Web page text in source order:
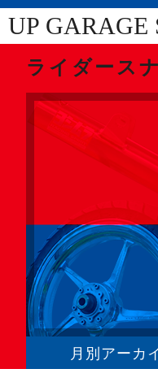
UP GARAGE
ライダース
月別アーカ